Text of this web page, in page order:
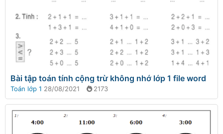
Bài tập toán tính cộng trừ không nhớ lớp 1 file word
Toán lớp 1 28/08/2021 2173